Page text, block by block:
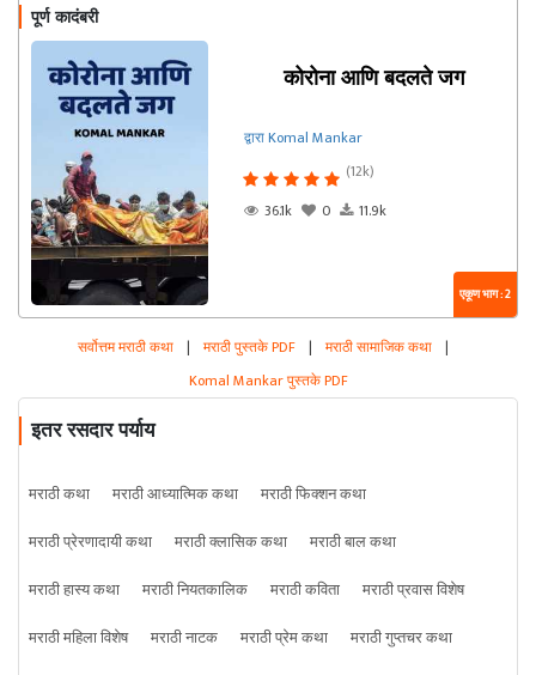
पूर्ण कादंबरी
कोरोना आणि बदलते जग
द्वारा Komal Mankar
(12k)
36.1k
0 11.9k
एकूण भाग : 2
सर्वोत्तम मराठी कथा | मराठी पुस्तके PDF | मराठी सामाजिक कथा |
Komal Mankar पुस्तके PDF
इतर रसदार पर्याय
मराठी कथा मराठी आध्यात्मिक कथा
मराठी फिक्शन कथा
मराठी प्रेरणादायी कथा
मराठी क्लासिक कथा
मराठी बाल कथा
मराठी हास्य कथा
मराठी नियतकालिक मराठी कविता
मराठी प्रवास विशेष
मराठी महिला विशेष
मराठी नाटक मराठी प्रेम कथा
मराठी गुप्तचर कथा